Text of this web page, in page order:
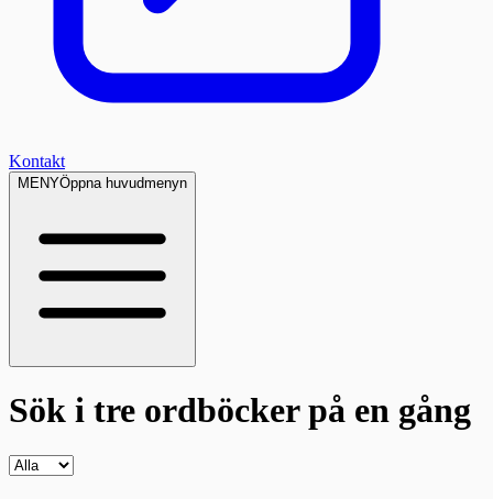
Kontakt
MENYÖppna huvudmenyn
Sök i tre ordböckerpå en gång